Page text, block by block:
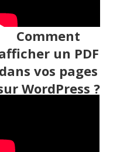
Comment
un PDF
dans vos pages
WordPress ?